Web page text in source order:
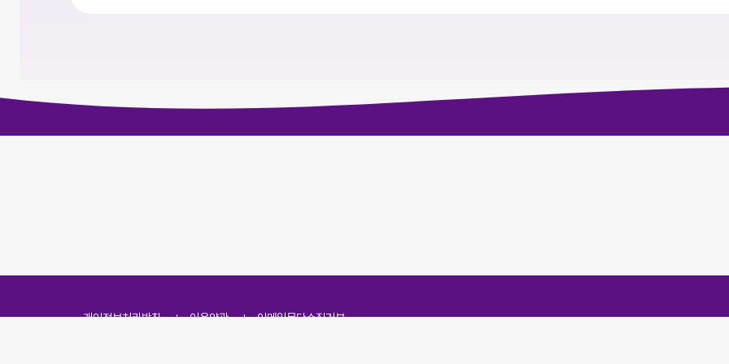
개인정보처리방침 이용약관 이메일무단수집거부